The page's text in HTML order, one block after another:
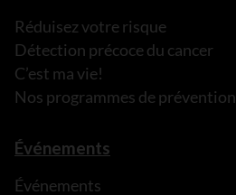
Réduisez votre risque
Détection précoce du cancer
C’est ma vie!
Nos programmes de prévention
Événements
Événements